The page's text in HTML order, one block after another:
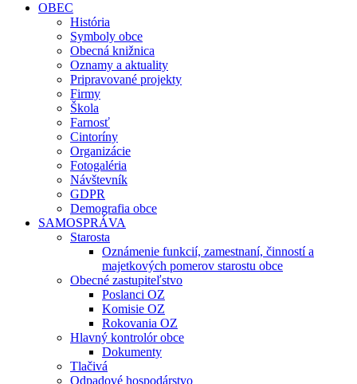
OBEC
História
Symboly obce
Obecná knižnica
Oznamy a aktuality
Pripravované projekty
Firmy
Škola
Farnosť
Cintoríny
Organizácie
Fotogaléria
Návštevník
GDPR
Demografia obce
SAMOSPRÁVA
Starosta
Oznámenie funkcií, zamestnaní, činností a
majetkových pomerov starostu obce
Obecné zastupiteľstvo
Poslanci OZ
Komisie OZ
Rokovania OZ
Hlavný kontrolór obce
Dokumenty
Tlačivá
Odpadové hospodárstvo